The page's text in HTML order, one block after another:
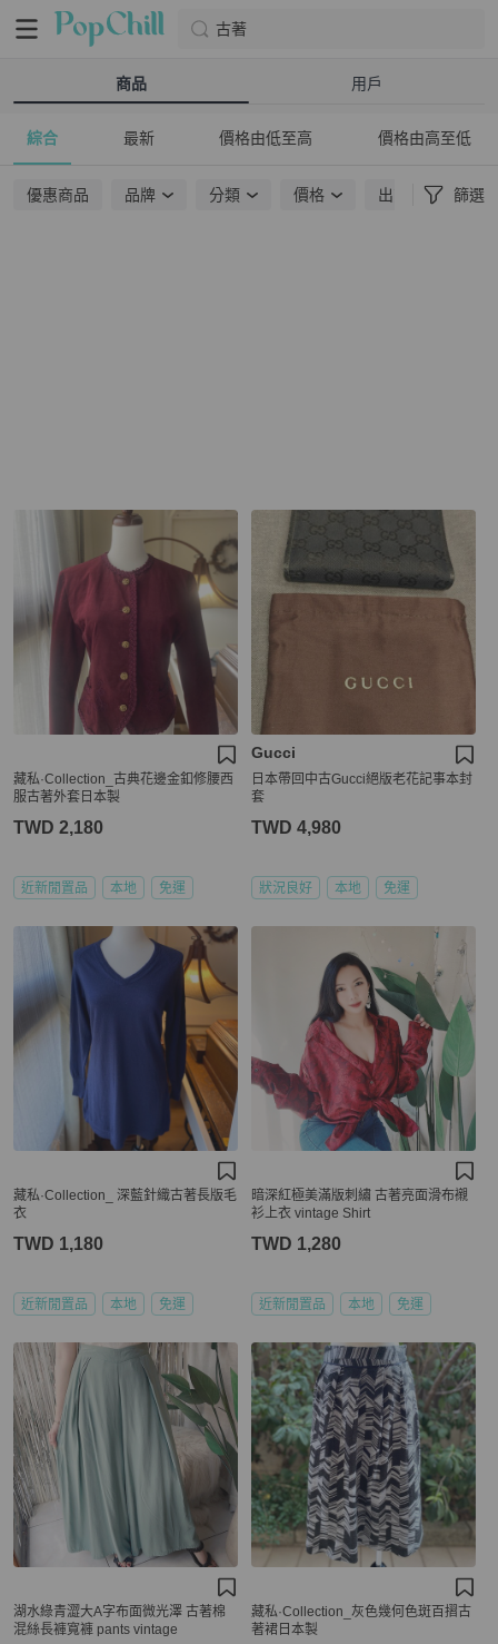
古著
商品 用戶
綜合 最新 價格由低至高 價格由高至低
優惠商品 品牌 分類 價格 出貨地點 篩選
藏私·Collection_古典花邊金釦修腰西
服古著外套日本製
TWD 2,180
近新閒置品 本地 免運
Gucci
日本帶回中古Gucci絕版老花記事本封
套
TWD 4,980
狀況良好 本地 免運
藏私·Collection_ 深藍針織古著長版毛
衣
TWD 1,180
近新閒置品 本地 免運
暗深紅極美滿版刺繡 古著亮面滑布襯
衫上衣 vintage Shirt
TWD 1,280
近新閒置品 本地 免運
湖水綠青澀大A字布面微光澤 古著棉
混絲長褲寬褲 pants vintage
藏私·Collection_灰色幾何色斑百摺古
著裙日本製